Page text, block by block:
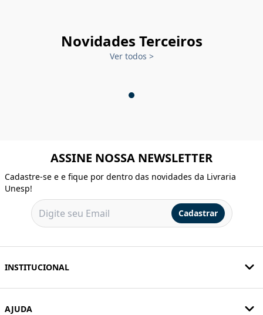
Novidades Terceiros
Ver todos >
ASSINE NOSSA NEWSLETTER
Cadastre-se e e fique por dentro das novidades da Livraria
Unesp!
Cadastrar
INSTITUCIONAL
AJUDA